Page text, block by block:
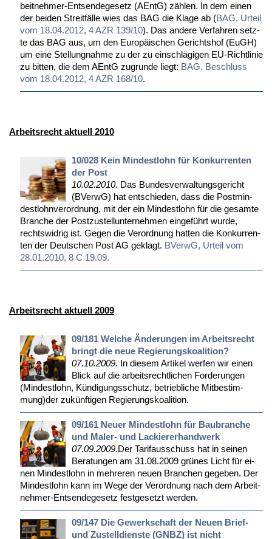
beit­neh­mer-Ent­sen­de­ge­setz (AEntG) zäh­len. In dem ei­nen
der bei­den Streit­fäl­le wies das BAG die Kla­ge ab (BAG, Ur­teil
vom 18.04.2012, 4 AZR 139/10). Das an­de­re Ver­fah­ren setz­
te das BAG aus, um den Eu­ro­päi­schen Ge­richts­hof (EuGH)
um ei­ne Stel­lung­nah­me zu der zu ein­schlä­gi­gen EU-Richt­li­nie
zu bit­ten, die dem AEntG zu­grun­de liegt: BAG, Be­schluss
vom 18.04.2012, 4 AZR 168/10.
Arbeitsrecht aktuell 2010
10/028 Kein Mindestlohn für Konkurrenten
der Post
10.02.2010. Das Bun­des­ver­wal­tungs­ge­richt
(BVerwG) hat ent­schie­den, dass die Post­min­
dest­lohn­ver­ord­nung, mit der ein Min­dest­lohn für die ge­sam­te
Bran­che der Post­zu­stell­un­ter­neh­men ein­ge­führt wur­de,
rechts­wid­rig ist. Ge­gen die Ver­ord­nung hat­ten die Kon­kur­ren­
ten der Deut­schen Post AG ge­klagt. BVerwG, Ur­teil vom
28.01.2010, 8 C 19.09.
Arbeitsrecht aktuell 2009
09/181 Welche Änderungen im Arbeitsrecht
bringt die neue Regierungskoalition?
07.10.2009. In die­sem Ar­ti­kel wer­fen wir ei­nen
Blick auf die ar­beits­recht­li­chen For­de­run­gen
(Min­dest­lohn, Kün­di­gungs­schutz, be­trieb­li­che Mit­be­stim­
mung)der zu­künf­ti­gen Re­gie­rungs­ko­ali­ti­on.
09/161 Neuer Mindestlohn für Baubranche
und Maler- und Lackiererhandwerk
07.09.2009.Der Ta­rif­aus­schuss hat in sei­nen
Be­ra­tun­gen am 31.08.2009 grü­nes Licht für ei­
nen Min­dest­lohn in meh­re­ren neu­en Bran­chen ge­ge­ben. Der
Min­dest­lohn kann im We­ge der Ver­ord­nung nach dem Ar­beit­
neh­mer-Ent­sen­de­ge­setz fest­ge­setzt wer­den.
09/147 Die Gewerkschaft der Neuen Brief-
und Zustelldienste (GNBZ) ist nicht